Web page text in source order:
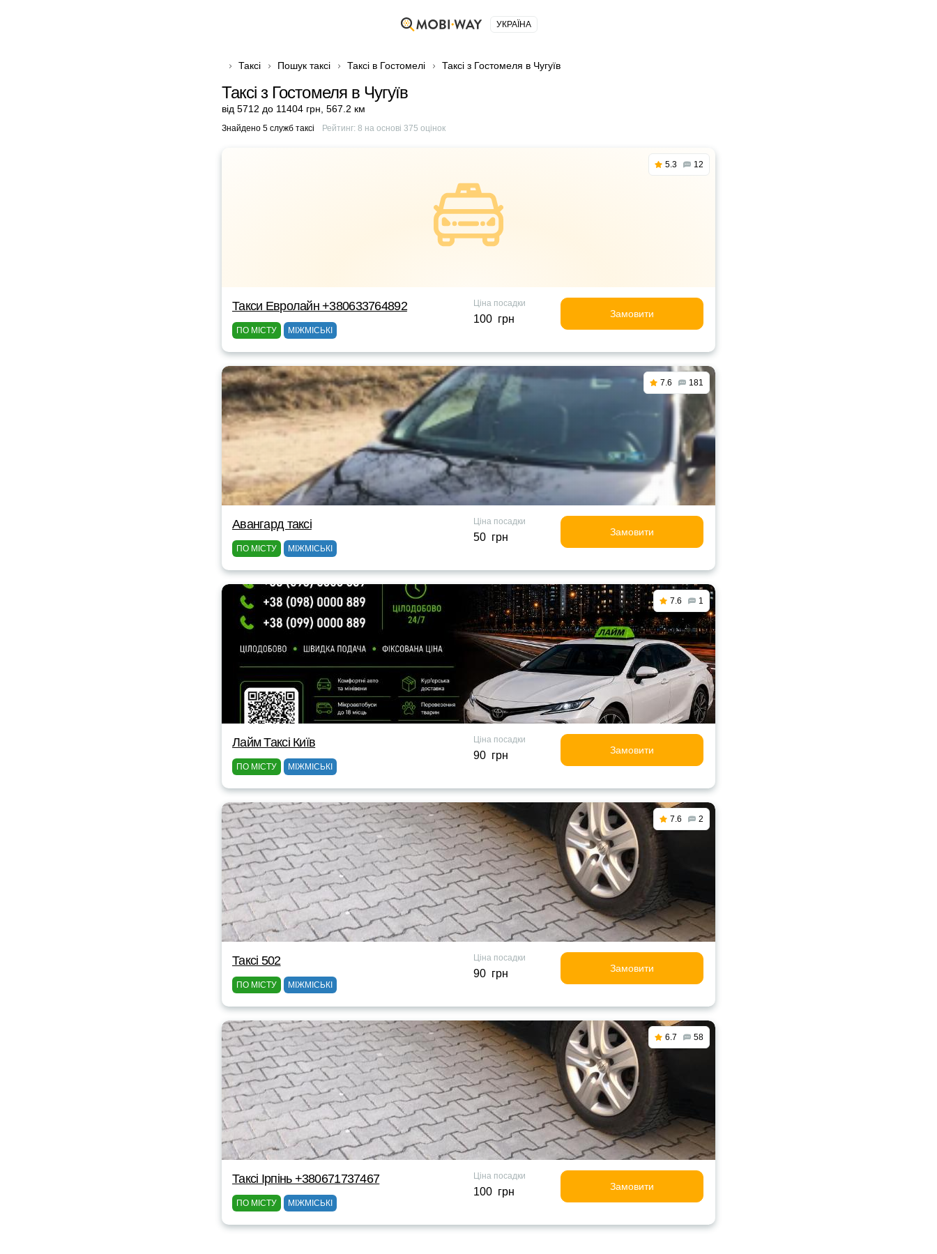
УКРАЇНА
Таксі Пошук таксі Таксі в Гостомелі Таксі з Гостомеля в Чугуїв
Таксі з Гостомеля в Чугуїв
від 5712 до 11404 грн 567.2 км
Знайдено 5 служб таксі Рейтинг: 8 на основі 375 оцінок
5.3 12
Такси Евролайн +380633764892
ПО МІСТУ МІЖМІСЬКІ
Ціна посадки
100 грн Замовити
7.6 181
Авангард таксі
ПО МІСТУ МІЖМІСЬКІ
Ціна посадки
50 грн Замовити
7.6 1
Лайм Таксі Київ
ПО МІСТУ МІЖМІСЬКІ
Ціна посадки
90 грн Замовити
7.6 2
Таксі 502
ПО МІСТУ МІЖМІСЬКІ
Ціна посадки
90 грн Замовити
6.7 58
Таксі Ірпінь +380671737467
ПО МІСТУ МІЖМІСЬКІ
Ціна посадки
100 грн Замовити